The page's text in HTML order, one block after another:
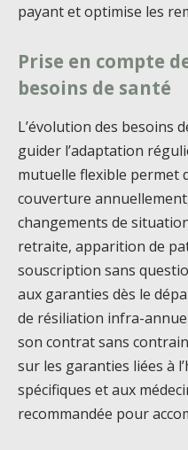
payant et optimise les
Prise en compte
besoins de santé
L’évolution des besoins
guider l’adaptation
mutuelle flexible permet
couverture
changements de
retraite, apparition de
souscription sans
aux garanties dès le
de résiliation infra-
son contrat sans
sur les garanties liées à
spécifiques et aux
recommandée pour